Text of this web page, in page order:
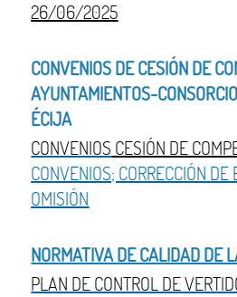
26/06/2025
CONVENIOS DE CESIÓN DE
AYUNTAMIENTOS-
ÉCIJA
CONVENIOS CESIÓN DE
CONVENIOS; CORRECCIÓN DE
OMISIÓN
NORMATIVA DE CALIDAD DE
PLAN DE CONTROL DE